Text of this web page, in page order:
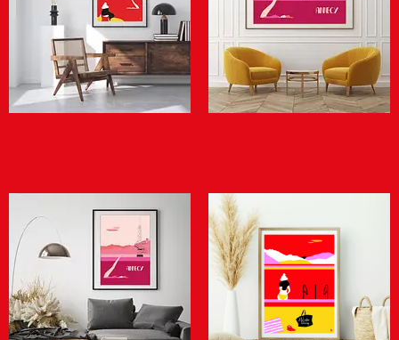
Winter is coming
15,00€ – 30,00€
Choix des options
Annecy en Rose 2
15,00€ – 30,00€
Choix des options
Annecy en Rose
15,00 € – 30,00€
Winter is coming 2
15,00€ – 30,00 €